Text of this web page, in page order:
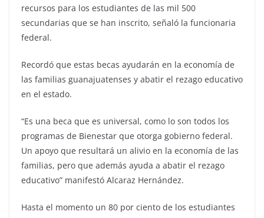
recursos para los estudiantes de las mil 500
secundarias que se han inscrito, señaló la funcionaria
federal.
Recordó que estas becas ayudarán en la economía de
las familias guanajuatenses y abatir el rezago educativo
en el estado.
“Es una beca que es universal, como lo son todos los
programas de Bienestar que otorga gobierno federal.
Un apoyo que resultará un alivio en la economía de las
familias, pero que además ayuda a abatir el rezago
educativo” manifestó Alcaraz Hernández.
Hasta el momento un 80 por ciento de los estudiantes